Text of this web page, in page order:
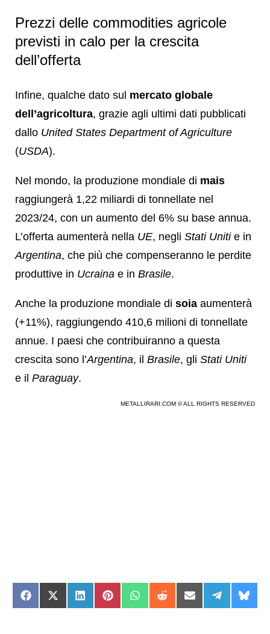
Prezzi delle commodities agricole
previsti in calo per la crescita
dell’offerta
Infine, qualche dato sul mercato globale
dell’agricoltura, grazie agli ultimi dati pubblicati
dallo United States Department of Agriculture
(USDA).
Nel mondo, la produzione mondiale di mais
raggiungerà 1,22 miliardi di tonnellate nel
2023/24, con un aumento del 6% su base annua.
L’offerta aumenterà nella UE, negli Stati Unitie in
Argentina, che più che compenseranno le perdite
produttive in Ucraina e in Brasile.
Anche la produzione mondiale di soia aumenterà
(+11%), raggiungendo 410,6 milioni di tonnellate
annue. I paesi che contribuiranno a questa
crescita sono l’Argentina, il Brasile, gli Stati Uniti
e il Paraguay.
METALLIRARI.COM © ALL RIGHTS RESERVED
Share
on
Share
on
Share
on
Share
on
Share
on
Share
on
Share
on
Share
on
on